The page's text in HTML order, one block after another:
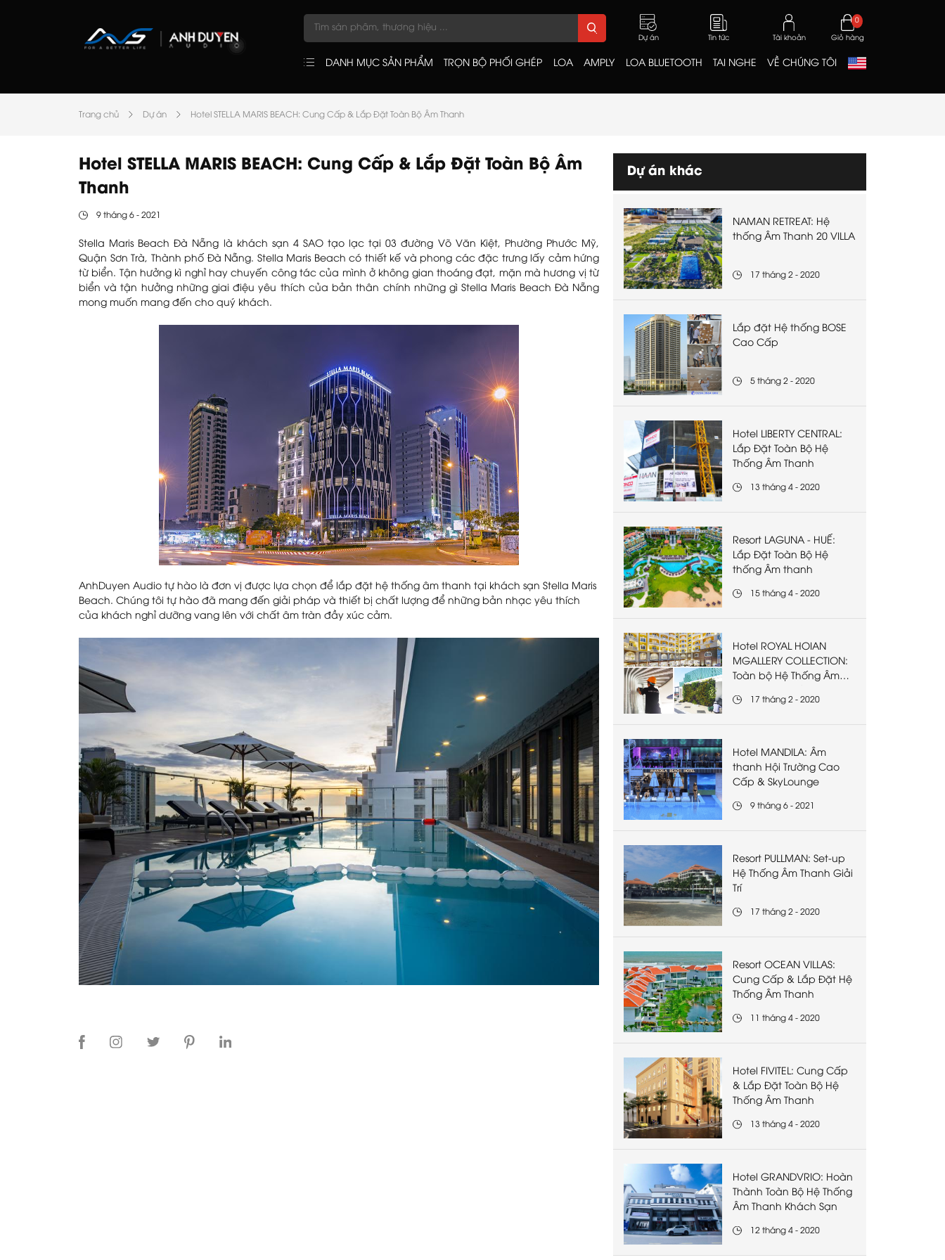
Dự án Tin tức Tài khoản Giỏ hàng
0
DANH MỤC SẢN PHẨM TRỌN BỘ PHỐI GHÉP LOA AMPLY LOA BLUETOOTH TAI NGHE VỀ CHÚNG TÔI
Trang chủ Dự án Hotel STELLA MARIS BEACH: Cung Cấp & Lắp Đặt Toàn Bộ Âm Thanh
Hotel STELLA MARIS BEACH: Cung Cấp & Lắp Đặt Toàn Bộ Âm
Thanh
9 tháng 6 - 2021
Stella Maris Beach Đà Nẵng là khách sạn 4 SAO tạo lạc tại 03 đường Võ Văn Kiệt, Phường Phước Mỹ,
Quận Sơn Trà, Thành phố Đà Nẵng. Stella Maris Beach có thiết kế và phong các đặc trưng lấy cảm hứng
từ biển. Tận hưởng kì nghỉ hay chuyến công tác của mình ở không gian thoáng đạt, mặn mà hương vị từ
biển và tận hưởng những giai điệu yêu thích của bản thân chính những gì Stella Maris Beach Đà Nẵng
mong muốn mang đến cho quý khách.
AnhDuyen Audio tự hào là đơn vị được lựa chọn để lắp đặt hệ thống âm thanh tại khách sạn Stella Maris
Beach. Chúng tôi tự hào đã mang đến giải pháp và thiết bị chất lượng để những bản nhạc yêu thích
của khách nghỉ dưỡng vang lên với chất âm tràn đầy xúc cảm.
Dự án khác
NAMAN RETREAT: Hệ
thống Âm Thanh 20 VILLA
17 tháng 2 - 2020
Lắp đặt Hệ thống BOSE
Cao Cấp
5 tháng 2 - 2020
Hotel LIBERTY CENTRAL:
Lắp Đặt Toàn Bộ Hệ
Thống Âm Thanh
13 tháng 4 - 2020
Resort LAGUNA - HUẾ:
Lắp Đặt Toàn Bộ Hệ
thống Âm thanh
15 tháng 4 - 2020
Hotel ROYAL HOIAN
MGALLERY COLLECTION:
Toàn bộ Hệ Thống Âm
17 tháng 2 - 2020
Hotel MANDILA: Âm
thanh Hội Trường Cao
Cấp & SkyLounge
9 tháng 6 - 2021
Resort PULLMAN: Set-up
Hệ Thống Âm Thanh Giải
Trí
17 tháng 2 - 2020
Resort OCEAN VILLAS:
Cung Cấp & Lắp Đặt Hệ
Thống Âm Thanh
11 tháng 4 - 2020
Hotel FIVITEL: Cung Cấp
& Lắp Đặt Toàn Bộ Hệ
Thống Âm Thanh
13 tháng 4 - 2020
Hotel GRANDVRIO: Hoàn
Thành Toàn Bộ Hệ Thống
Âm Thanh Khách Sạn
12 tháng 4 - 2020